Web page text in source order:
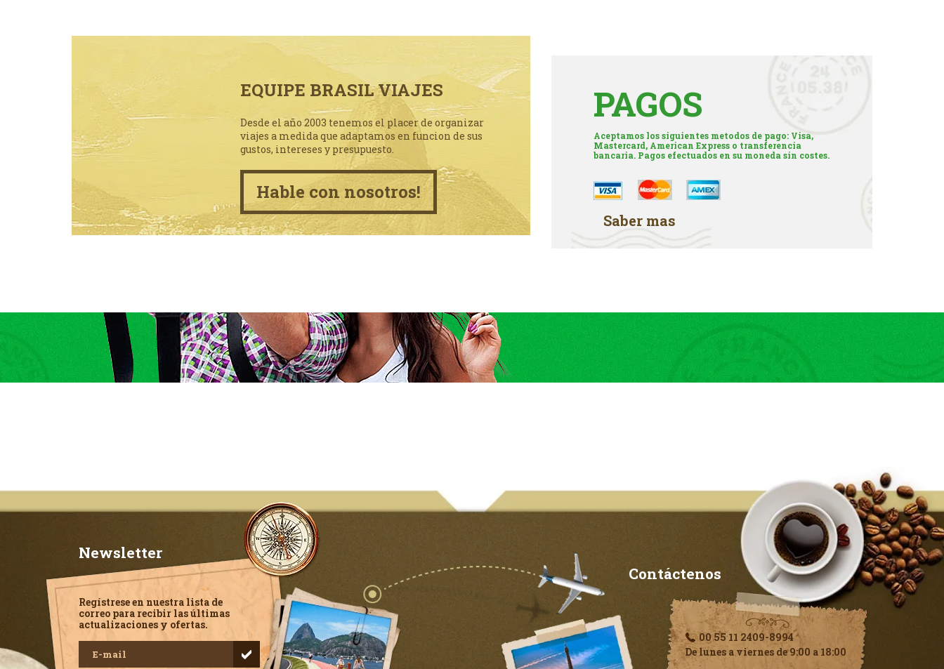
EQUIPE BRASIL VIAJES
Desde el año 2003 tenemos el placer de organizar
viajes a medida que adaptamos en funcion de sus
gustos, intereses y presupuesto.
Hable con nosotros!
PAGOS
Aceptamos los siguientes metodos de pago: Visa,
Mastercard, American Express o transferencia
bancaria. Pagos efectuados en su moneda sin costes.
Saber mas
Newsletter
Regístrese en nuestra lista de
correo para recibir las últimas
actualizaciones y ofertas.
Contáctenos
00 55 11 2409-8994
De lunes a viernes de 9:00 a 18:00